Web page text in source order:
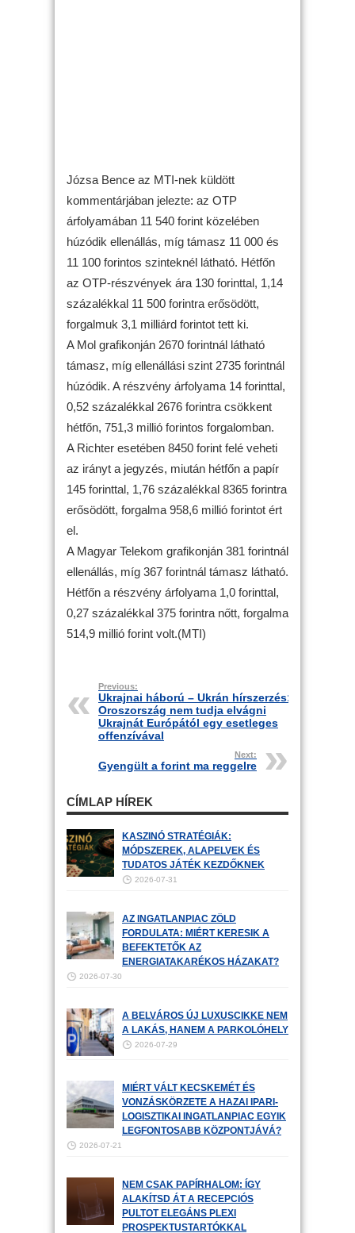
Józsa Bence az MTI-nek küldött
kommentárjában jelezte: az OTP
árfolyamában 11 540 forint közelében
húzódik ellenállás, míg támasz 11 000 és
11 100 forintos szinteknél látható. Hétfőn
az OTP-részvények ára 130 forinttal, 1,14
százalékkal 11 500 forintra erősödött,
forgalmuk 3,1 milliárd forintot tett ki.
A Mol grafikonján 2670 forintnál látható
támasz, míg ellenállási szint 2735 forintnál
húzódik. A részvény árfolyama 14 forinttal,
0,52 százalékkal 2676 forintra csökkent
hétfőn, 751,3 millió forintos forgalomban.
A Richter esetében 8450 forint felé veheti
az irányt a jegyzés, miután hétfőn a papír
145 forinttal, 1,76 százalékkal 8365 forintra
erősödött, forgalma 958,6 millió forintot ért
el.
A Magyar Telekom grafikonján 381 forintnál
ellenállás, míg 367 forintnál támasz látható.
Hétfőn a részvény árfolyama 1,0 forinttal,
0,27 százalékkal 375 forintra nőtt, forgalma
514,9 millió forint volt.(MTI)
Previous:
Ukrajnai háború – Ukrán hírszerzés:
Oroszország nem tudja elvágni
Ukrajnát Európától egy esetleges
offenzívával
Next:
Gyengült a forint ma reggelre
CÍMLAP HÍREK
KASZINÓ STRATÉGIÁK:
MÓDSZEREK, ALAPELVEK ÉS
TUDATOS JÁTÉK KEZDŐKNEK
2026-07-31
AZ INGATLANPIAC ZÖLD
FORDULATA: MIÉRT KERESIK A
BEFEKTETŐK AZ
ENERGIATAKARÉKOS HÁZAKAT?
2026-07-30
A BELVÁROS ÚJ LUXUSCIKKE NEM
A LAKÁS, HANEM A PARKOLÓHELY
2026-07-29
MIÉRT VÁLT KECSKEMÉT ÉS
VONZÁSKÖRZETE A HAZAI IPARI-
LOGISZTIKAI INGATLANPIAC EGYIK
LEGFONTOSABB KÖZPONTJÁVÁ?
2026-07-21
NEM CSAK PAPÍRHALOM: ÍGY
ALAKÍTSD ÁT A RECEPCIÓS
PULTOT ELEGÁNS PLEXI
PROSPEKTUSTARTÓKKAL